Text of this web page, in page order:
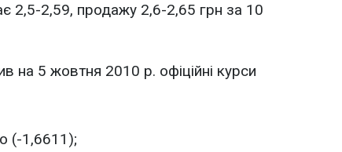
2,5-2,59, продажу 2,6-2,65 грн за 10
на 5 жовтня 2010 р. офіційні курси
(-1,6611);